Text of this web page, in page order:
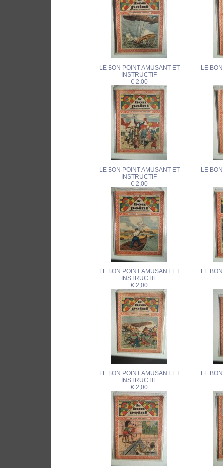
LE BON POINT AMUSANT ET
INSTRUCTIF
€ 2,00
LE
LE BON POINT AMUSANT ET
INSTRUCTIF
€ 2,00
LE
LE BON POINT AMUSANT ET
INSTRUCTIF
€ 2,00
LE
LE BON POINT AMUSANT ET
INSTRUCTIF
€ 2,00
LE